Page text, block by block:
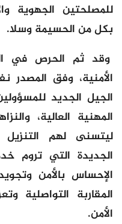
للمصلحتين الجهوية
بكل من الحسيمة وسلا.
وقد ثم الحرص في
الأمنية، وفق المصدر
الجيل الجديد
المهنية العالية،
ليتسنى لهم التنزيل
الجديدة التي تروم
الإحساس بالأمن
المقاربة التواصلية
الأمن.